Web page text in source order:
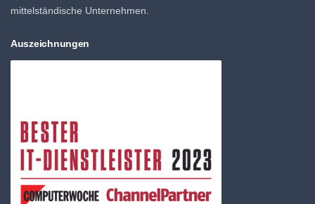
mittelständische Unternehmen.
Auszeichnungen